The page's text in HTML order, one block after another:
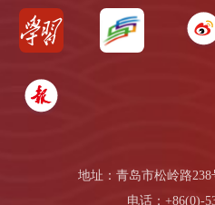
地址：青岛市松岭路238
电话：+86(0)-